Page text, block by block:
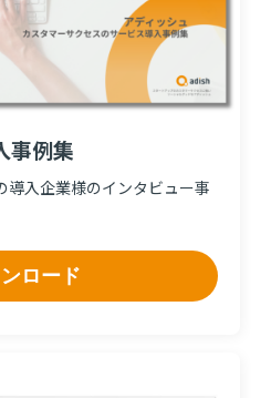
事例集
導入企業様のインタビュー事
ロード